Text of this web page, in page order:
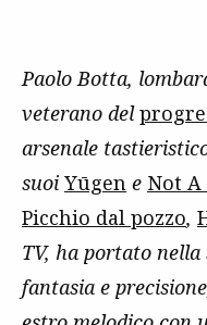
Paolo Botta,
veterano del
arsenale
suoi Yūgen e Not A
Picchio dal pozzo,
TV, ha portato
fantasia e